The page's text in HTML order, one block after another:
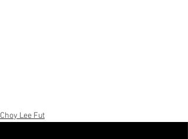
Choy Lee Fut